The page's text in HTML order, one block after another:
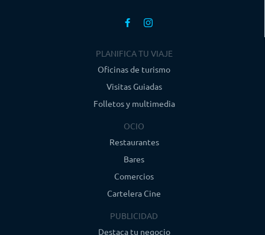
PLANIFICA TU VIAJE
Oficinas de turismo
Visitas Guiadas
Folletos y multimedia
OCIO
Restaurantes
Bares
Comercios
Cartelera Cine
PUBLICIDAD
Destaca tu negocio